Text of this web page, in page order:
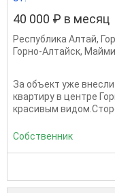
40 000 ₽ в месяц
Республика Алтай,
Горно-Алтайск,
За объект уже
квартиру в центре
красивым
Собственник